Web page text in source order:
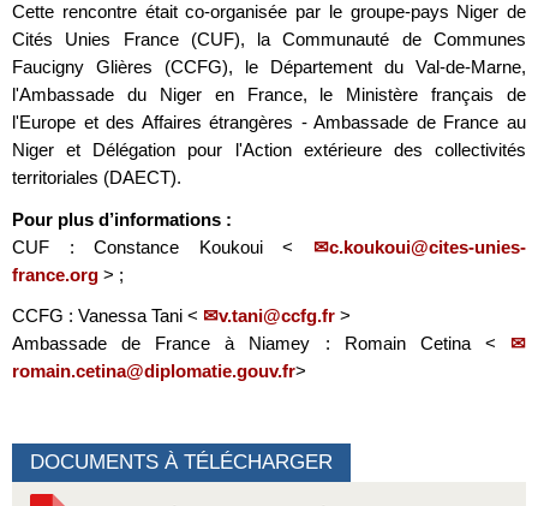
Cette rencontre était co-organisée par le groupe-pays Niger de
Cités Unies France (CUF), la Communauté de Communes
Faucigny Glières (CCFG), le Département du Val-de-Marne,
l'Ambassade du Niger en France, le Ministère français de
l'Europe et des Affaires étrangères - Ambassade de France au
Niger et Délégation pour l'Action extérieure des collectivités
territoriales (DAECT).
Pour plus d’informations :
CUF : Constance Koukoui <
c.koukoui@cites-unies-
france.org > ;
CCFG : Vanessa Tani < v.tani@ccfg.fr >
Ambassade de France à Niamey : Romain Cetina <
romain.cetina@diplomatie.gouv.fr>
DOCUMENTS À TÉLÉCHARGER